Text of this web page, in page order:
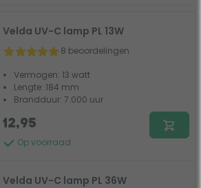
Velda UV-C lamp PL 13W
8 beoordelingen
Vermogen: 13 watt
Lengte: 184 mm
Brandduur: 7.000 uur
Op voorraad
12,95
Velda UV-C lamp PL 36W